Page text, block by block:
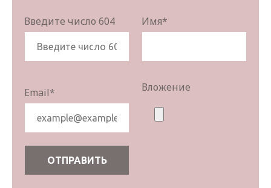
Введите число 604 Имя*
Email* Вложение